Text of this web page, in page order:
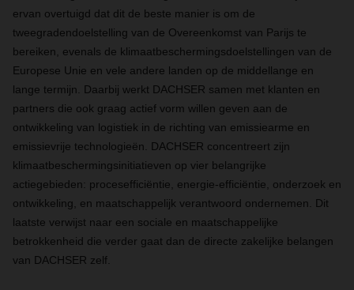
ervan overtuigd dat dit de beste manier is om de
tweegradendoelstelling van de Overeenkomst van Parijs te
bereiken, evenals de klimaatbeschermingsdoelstellingen van de
Europese Unie en vele andere landen op de middellange en
lange termijn. Daarbij werkt DACHSER samen met klanten en
partners die ook graag actief vorm willen geven aan de
ontwikkeling van logistiek in de richting van emissiearme en
emissievrije technologieën. DACHSER concentreert zijn
klimaatbeschermingsinitiatieven op vier belangrijke
actiegebieden: procesefficiëntie, energie-efficiëntie, onderzoek en
ontwikkeling, en maatschappelijk verantwoord ondernemen. Dit
laatste verwijst naar een sociale en maatschappelijke
betrokkenheid die verder gaat dan de directe zakelijke belangen
van DACHSER zelf.